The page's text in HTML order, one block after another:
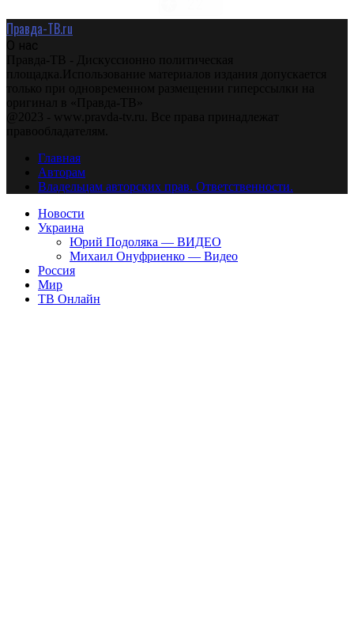
Правда-ТВ.ru
О нас
Правда-ТВ - Дискуссионно политическая
площадка.Использование материалов издания допускается
только при одновременном размещении гиперссылки на
оригинал в «Правда-ТВ»
@2023 - www.pravda-tv.ru. Все права принадлежат
правообладателям.
Главная
Авторам
Владельцам авторских прав. Ответственности.
Новости
Украина
Юрий Подоляка — ВИДЕО
Михаил Онуфриенко — Видео
Россия
Мир
ТВ Онлайн